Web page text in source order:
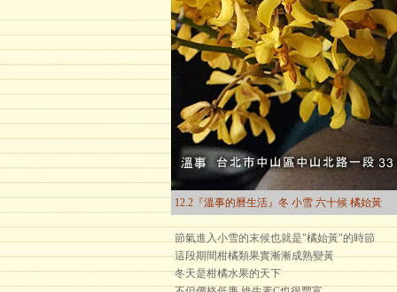
12.2『溫事的曆生活』冬 小雪 六十候 橘始黃
節氣進入小雪的末候也就是"橘始黃"的時節
這段期間柑橘類果實漸漸成熟變黃
冬天是柑橘水果的天下